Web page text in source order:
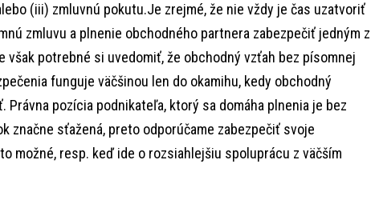
(iii) zmluvnú pokutu.Je zrejmé, že nie vždy je čas uzatvoriť
zmluvu a plnenie obchodného partnera zabezpečiť jedným z
však potrebné si uvedomiť, že obchodný vzťah bez písomnej
funguje väčšinou len do okamihu, kedy obchodný
pozícia podnikateľa, ktorý sa domáha plnenia je bez
značne sťažená, preto odporúčame zabezpečiť svoje
možné, resp. keď ide o rozsiahlejšiu spoluprácu z väčším